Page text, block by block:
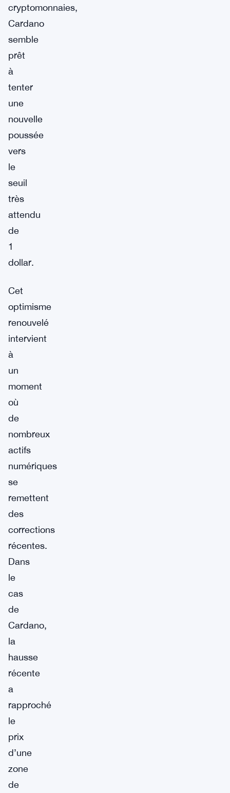
cryptomonnaies,
Cardano
semble
prêt
à
tenter
une
nouvelle
poussée
vers
le
seuil
très
attendu
de
1
dollar.
Cet
optimisme
renouvelé
intervient
à
un
moment
où
de
nombreux
actifs
numériques
se
remettent
des
corrections
récentes.
Dans
le
cas
de
Cardano,
la
hausse
récente
a
rapproché
le
prix
d’une
zone
de